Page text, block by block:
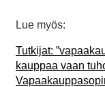
Lue myös:
Tutkijat:
kauppaa vaan